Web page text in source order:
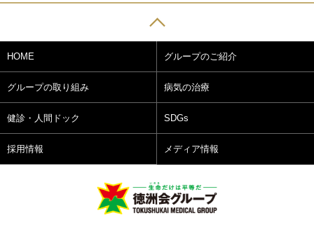
HOME グループのご紹介
グループの取り組み 病気の治療
健診・人間ドック SDGs
採用情報 メディア情報